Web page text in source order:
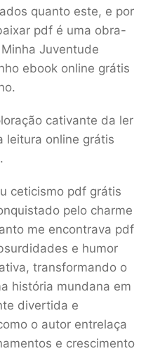
quanto este, e por
pdf é uma obra-
Juventude
ebook online grátis
cativante da ler
leitura online grátis
ceticismo pdf grátis
pelo charme
me encontrava pdf
e humor
transformando o
história mundana em
divertida e
o autor entrelaça
e crescimento